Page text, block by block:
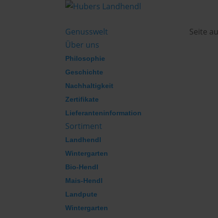
Genusswelt
Über uns
Philosophie
Geschichte
Nachhaltigkeit
Zertifikate
Lieferanteninformation
Sortiment
Landhendl
Wintergarten
Bio-Hendl
Mais-Hendl
Landpute
Wintergarten
Seite